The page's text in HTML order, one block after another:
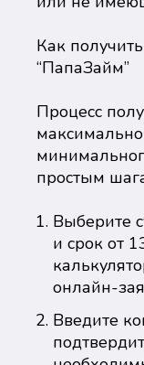
Как
“ПапаЗайм”
Процесс
простым
Выберите
и срок от
онлайн-
Введите